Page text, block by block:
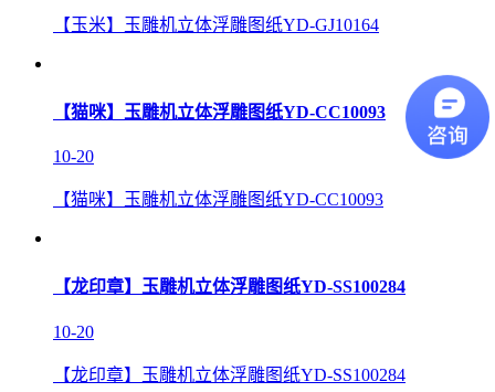
【玉米】玉雕机立体浮雕图纸YD-GJ10164
【猫咪】玉雕机立体浮雕图纸YD-CC10093
10-20
【猫咪】玉雕机立体浮雕图纸YD-CC10093
【龙印章】玉雕机立体浮雕图纸YD-SS100284
10-20
【龙印章】玉雕机立体浮雕图纸YD-SS100284